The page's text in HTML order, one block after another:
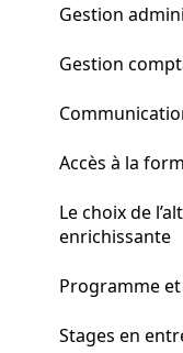
Gestion
Gestion
Accès à la
Le choix de
enrichissante
Programme
Stages en